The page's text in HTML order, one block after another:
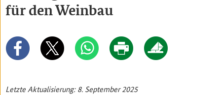
für den Weinbau
Letzte Aktualisierung: 8. September 2025